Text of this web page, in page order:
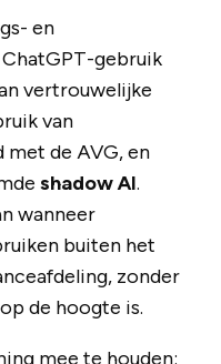
en
ChatGPT-gebruik
vertrouwelijke
van
met de AVG, en
shadow AI.
wanneer
buiten het
zonder
de hoogte is.
mee te houden: